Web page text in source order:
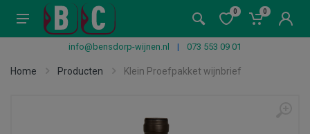
0 0
info@bensdorp-wijnen.nl | 073 553 09 01
Home Producten Klein Proefpakket wijnbrief